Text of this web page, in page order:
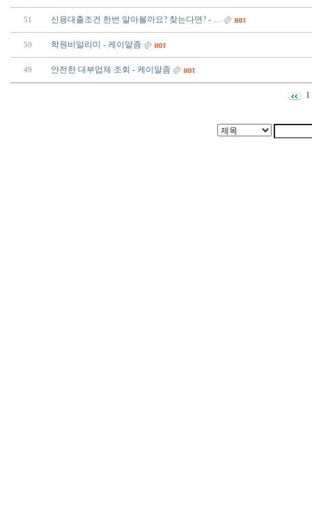
51 신용대출조건 한번 알아볼까요? 찾는다면? - …
50 학원비알리미 - 케이알좀
49 안전한 대부업체 조회 - 케이알좀
1